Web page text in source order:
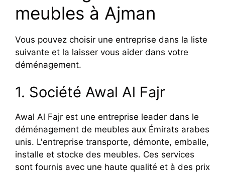
meubles à Ajman
Vous pouvez choisir une entreprise dans la liste
suivante et la laisser vous aider dans votre
déménagement.
1. Société Awal Al Fajr
Awal Al Fajr est une entreprise leader dans le
déménagement de meubles aux Émirats arabes
unis. L'entreprise transporte, démonte, emballe,
installe et stocke des meubles. Ces services
sont fournis avec une haute qualité et à des prix